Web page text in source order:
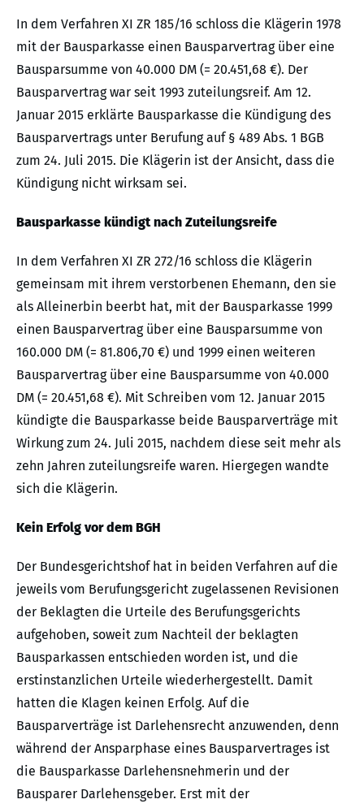
In dem Verfahren XI ZR 185/16 schloss die Klägerin 1978
mit der Bausparkasse einen Bausparvertrag über eine
Bausparsumme von 40.000 DM (= 20.451,68 €). Der
Bausparvertrag war seit 1993 zuteilungsreif. Am 12.
Januar 2015 erklärte Bausparkasse die Kündigung des
Bausparvertrags unter Berufung auf § 489 Abs. 1 BGB
zum 24. Juli 2015. Die Klägerin ist der Ansicht, dass die
Kündigung nicht wirksam sei.
Bausparkasse kündigt nach Zuteilungsreife
In dem Verfahren XI ZR 272/16 schloss die Klägerin
gemeinsam mit ihrem verstorbenen Ehemann, den sie
als Alleinerbin beerbt hat, mit der Bausparkasse 1999
einen Bausparvertrag über eine Bausparsumme von
160.000 DM (= 81.806,70 €) und 1999 einen weiteren
Bausparvertrag über eine Bausparsumme von 40.000
DM (= 20.451,68 €). Mit Schreiben vom 12. Januar 2015
kündigte die Bausparkasse beide Bausparverträge mit
Wirkung zum 24. Juli 2015, nachdem diese seit mehr als
zehn Jahren zuteilungsreife waren. Hiergegen wandte
sich die Klägerin.
Kein Erfolg vor dem BGH
Der Bundesgerichtshof hat in beiden Verfahren auf die
jeweils vom Berufungsgericht zugelassenen Revisionen
der Beklagten die Urteile des Berufungsgerichts
aufgehoben, soweit zum Nachteil der beklagten
Bausparkassen entschieden worden ist, und die
erstinstanzlichen Urteile wiederhergestellt. Damit
hatten die Klagen keinen Erfolg. Auf die
Bausparverträge ist Darlehensrecht anzuwenden, denn
während der Ansparphase eines Bausparvertrages ist
die Bausparkasse Darlehensnehmerin und der
Bausparer Darlehensgeber. Erst mit der